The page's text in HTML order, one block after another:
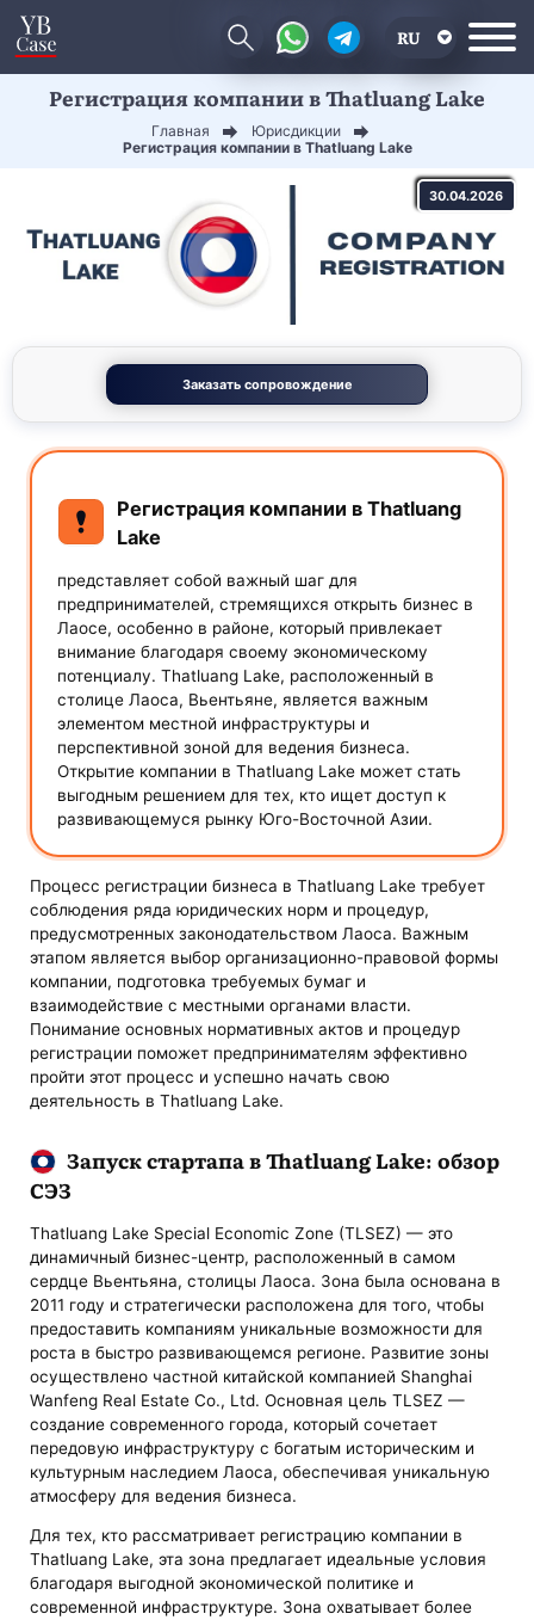
RU
EN
Регистрация компании в Thatluang Lake
Главная
Юрисдикции
Регистрация компании в Thatluang Lake
30.04.2026
Заказать сопровождение
Регистрация компании в Thatluang
Lake
представляет собой важный шаг для
предпринимателей, стремящихся открыть бизнес в
Лаосе, особенно в районе, который привлекает
внимание благодаря своему экономическому
потенциалу. Thatluang Lake, расположенный в
столице Лаоса, Вьентьяне, является важным
элементом местной инфраструктуры и
перспективной зоной для ведения бизнеса.
Открытие компании в Thatluang Lake может стать
выгодным решением для тех, кто ищет доступ к
развивающемуся рынку Юго-Восточной Азии.
Процесс регистрации бизнеса в Thatluang Lake требует
соблюдения ряда юридических норм и процедур,
предусмотренных законодательством Лаоса. Важным
этапом является выбор организационно-правовой формы
компании, подготовка требуемых бумаг и
взаимодействие с местными органами власти.
Понимание основных нормативных актов и процедур
регистрации поможет предпринимателям эффективно
пройти этот процесс и успешно начать свою
деятельность в Thatluang Lake.
Запуск стартапа в Thatluang Lake: обзор
СЭЗ
Thatluang Lake Special Economic Zone (TLSEZ) — это
динамичный бизнес-центр, расположенный в самом
сердце Вьентьяна, столицы Лаоса. Зона была основана в
2011 году и стратегически расположена для того, чтобы
предоставить компаниям уникальные возможности для
роста в быстро развивающемся регионе. Развитие зоны
осуществлено частной китайской компанией Shanghai
Wanfeng Real Estate Co., Ltd. Основная цель TLSEZ —
создание современного города, который сочетает
передовую инфраструктуру с богатым историческим и
культурным наследием Лаоса, обеспечивая уникальную
атмосферу для ведения бизнеса.
Для тех, кто рассматривает регистрацию компании в
Thatluang Lake, эта зона предлагает идеальные условия
благодаря выгодной экономической политике и
современной инфраструктуре. Зона охватывает более